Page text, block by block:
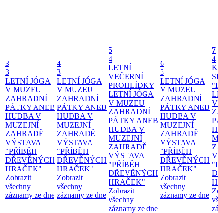
3
3
LETNÍ JÓGA
V MUZEU
ZAHRADNÍ
PÁTKY ANEB
HUDBA V
MUZEJNÍ
ZAHRADĚ
VÝSTAVA
"PŘÍBĚH
DŘEVĚNÝCH
HRAČEK"
Zobrazit
všechny
záznamy ze dne
4
3
LETNÍ JÓGA
V MUZEU
ZAHRADNÍ
PÁTKY ANEB
HUDBA V
MUZEJNÍ
ZAHRADĚ
VÝSTAVA
"PŘÍBĚH
DŘEVĚNÝCH
HRAČEK"
Zobrazit
všechny
záznamy ze dne
5
4
LETNÍ
VEČERNÍ
PROHLÍDKY
LETNÍ JÓGA
V MUZEU
ZAHRADNÍ
PÁTKY ANEB
HUDBA V
MUZEJNÍ
ZAHRADĚ
VÝSTAVA
"PŘÍBĚH
DŘEVĚNÝCH
HRAČEK"
Zobrazit
všechny
záznamy ze dne
6
3
LETNÍ JÓGA
V MUZEU
ZAHRADNÍ
PÁTKY ANEB
HUDBA V
MUZEJNÍ
ZAHRADĚ
VÝSTAVA
"PŘÍBĚH
DŘEVĚNÝCH
HRAČEK"
Zobrazit
všechny
záznamy ze dne
7
4